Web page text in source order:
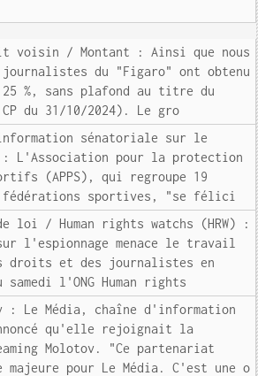
voisin / Montant : Ainsi que nous
du "Figaro" ont obtenu
25 %, sans plafond au titre du
du 31/10/2024). Le gro
sénatoriale sur le
L'Association pour la protection
(APPS), qui regroupe 19
fédérations sportives, "se félici
loi / Human rights watchs (HRW) :
l'espionnage menace le travail
droits et des journalistes en
l'ONG Human rights
: Le Média, chaîne d'information
qu'elle rejoignait la
Molotov. "Ce partenariat
majeure pour Le Média. C'est une o